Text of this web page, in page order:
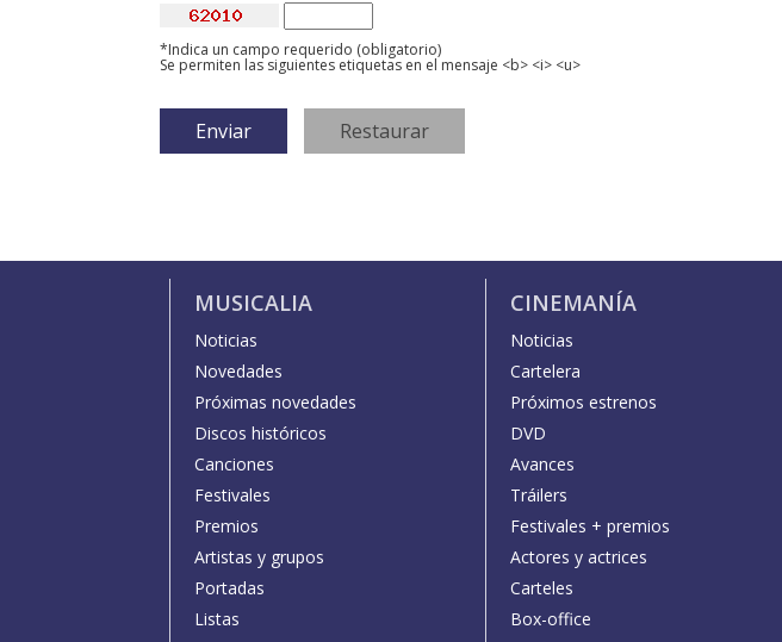
*Indica un campo requerido (obligatorio)
Se permiten las siguientes etiquetas en el mensaje <b> <i> <u>
MUSICALIA
Noticias
Novedades
Próximas novedades
Discos históricos
Canciones
Festivales
Premios
Artistas y grupos
Portadas
Listas
CINEMANÍA
Noticias
Cartelera
Próximos estrenos
DVD
Avances
Tráilers
Festivales + premios
Actores y actrices
Carteles
Box-office